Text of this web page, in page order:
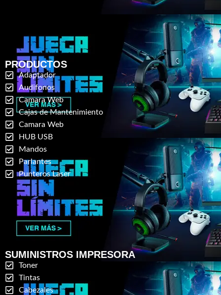
PRODUCTOS
Adaptador
Audifonos
Camara Web
Cajas de Mantenimiento
Camara Web
HUB USB
Mandos
Parlantes
Punteros Laser
SUMINISTROS IMPRESORA
Toner
Tintas
Cabezales